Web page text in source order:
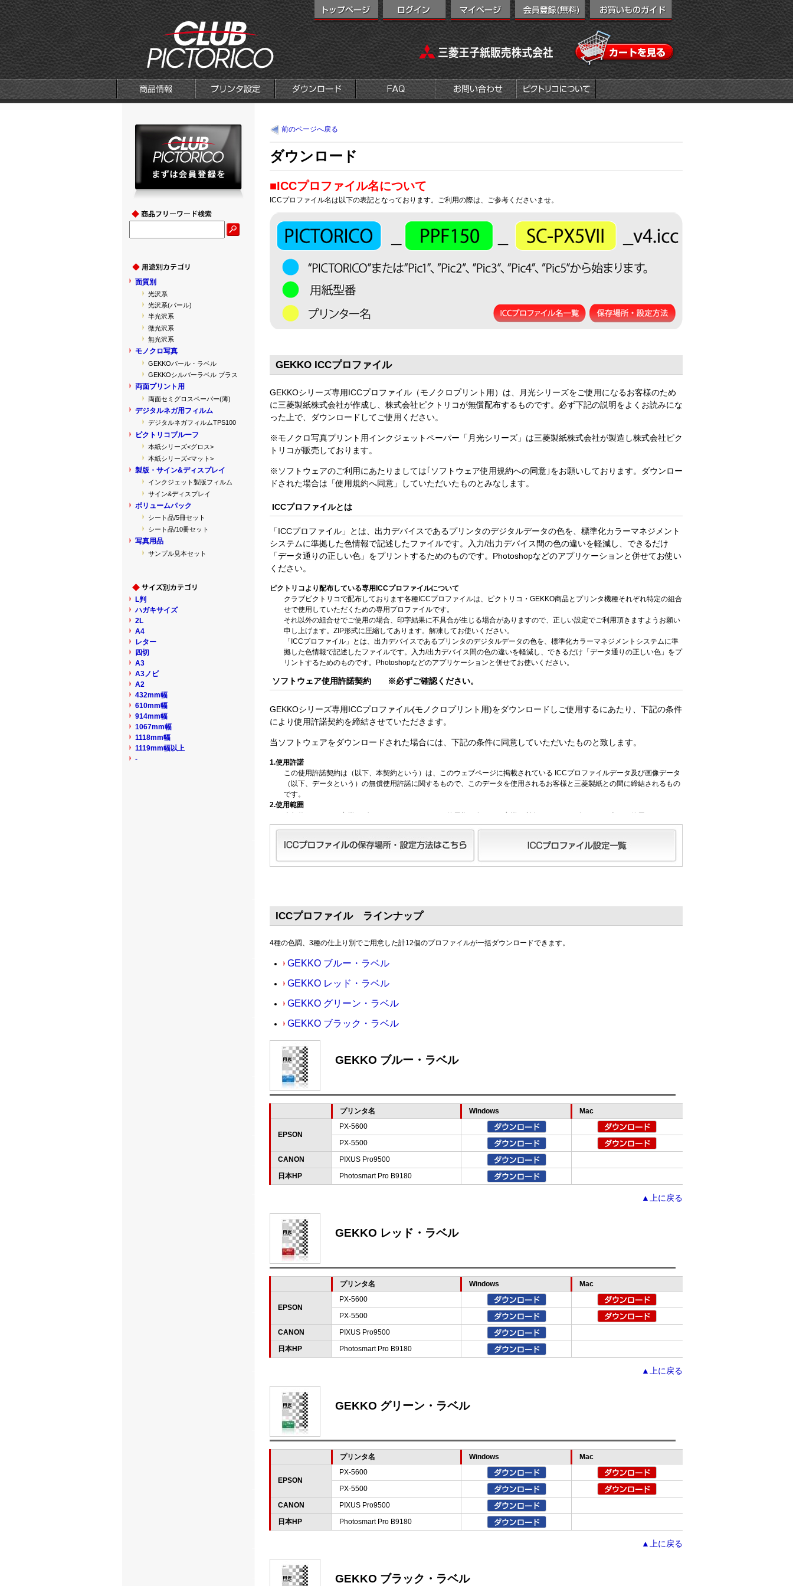
前のページへ戻る
ダウンロード
■ICCプロファイル名について
ICCプロファイル名は以下の表記となっております。ご利用の際は、ご参考くださいませ。
GEKKO ICCプロファイル
GEKKOシリーズ専用ICCプロファイル（モノクロプリント用）は、月光シリーズをご使用になるお客様のため
に三菱製紙株式会社が作成し、株式会社ピクトリコが無償配布するものです。必ず下記の説明をよくお読みにな
った上で、ダウンロードしてご使用ください。
※モノクロ写真プリント用インクジェットペーパー「月光シリーズ」は三菱製紙株式会社が製造し株式会社ピク
トリコが販売しております。
※ソフトウェアのご利用にあたりましては｢ソフトウェア使用規約への同意｣をお願いしております。ダウンロー
ドされた場合は「使用規約へ同意」していただいたものとみなします。
ICCプロファイルとは
「ICCプロファイル」とは、出力デバイスであるプリンタのデジタルデータの色を、標準化カラーマネジメント
システムに準拠した色情報で記述したファイルです。入力/出力デバイス間の色の違いを軽減し、できるだけ
「データ通りの正しい色」をプリントするためのものです。Photoshopなどのアプリケーションと併せてお使い
ください。
ピクトリコより配布している専用ICCプロファイルについて
クラブピクトリコで配布しております各種ICCプロファイルは、ピクトリコ・GEKKO商品とプリンタ機種それぞれ特定の組合
せで使用していただくための専用プロファイルです。
それ以外の組合せでご使用の場合、印字結果に不具合が生じる場合がありますので、正しい設定でご利用頂きますようお願い
申し上げます。ZIP形式に圧縮してあります。解凍してお使いください。
「ICCプロファイル」とは、出力デバイスであるプリンタのデジタルデータの色を、標準化カラーマネジメントシステムに準
拠した色情報で記述したファイルです。入力/出力デバイス間の色の違いを軽減し、できるだけ「データ通りの正しい色」をプ
リントするためのものです。Photoshopなどのアプリケーションと併せてお使いください。
ソフトウェア使用許諾契約 ※必ずご確認ください。
GEKKOシリーズ専用ICCプロファイル(モノクロプリント用)をダウンロードしご使用するにあたり、下記の条件
により使用許諾契約を締結させていただきます。
当ソフトウェアをダウンロードされた場合には、下記の条件に同意していただいたものと致します。
1.使用許諾
この使用許諾契約は（以下、本契約という）は、このウェブページに掲載されている ICCプロファイルデータ及び画像データ
（以下、データという）の無償使用許諾に関するもので、このデータを使用されるお客様と三菱製紙との間に締結されるもの
です。
2.使用範囲
ックアップ用の複製をすることができます。データの著作権使用許諾権は三菱製紙が所有します。三菱製紙に無断で、データ
3. データの取扱
三菱製紙はお客様が自己責任にて行う限りにおいて制限しません。
5. 責任の制限
ダウンロードはお客様の責任で行ってください。万一、データの使用により障害が生じることがありましても三菱製紙は、そ
ICCプロファイル ラインナップ
4種の色調、3種の仕上り別でご用意した計12個のプロファイルが一括ダウンロードできます。
GEKKO ブルー・ラベル
GEKKO レッド・ラベル
GEKKO グリーン・ラベル
GEKKO ブラック・ラベル
GEKKO ブルー・ラベル
プリンタ名 Windows Mac
EPSON
PX-5600
PX-5500
CANON
PIXUS Pro9500
日本HP
Photosmart Pro B9180
▲上に戻る
GEKKO レッド・ラベル
プリンタ名 Windows Mac
EPSON
PX-5600
PX-5500
CANON
PIXUS Pro9500
日本HP
Photosmart Pro B9180
▲上に戻る
GEKKO グリーン・ラベル
プリンタ名 Windows Mac
EPSON
PX-5600
PX-5500
CANON
PIXUS Pro9500
日本HP
Photosmart Pro B9180
▲上に戻る
GEKKO ブラック・ラベル
面質別
光沢系
光沢系(パール)
半光沢系
微光沢系
無光沢系
モノクロ写真
GEKKOパール・ラベル
GEKKOシルバーラベル プラス
両面プリント用
両面セミグロスペーパー(薄)
デジタルネガ用フィルム
デジタルネガフィルムTPS100
ピクトリコプルーフ
本紙シリーズ<グロス>
本紙シリーズ<マット>
製版・サイン&ディスプレイ
インクジェット製版フィルム
サイン&ディスプレイ
ボリュームパック
シート品/5冊セット
シート品/10冊セット
写真用品
サンプル見本セット
L判
ハガキサイズ
2L
A4
レター
四切
A3
A3ノビ
A2
432mm幅
610mm幅
914mm幅
1067mm幅
1118mm幅
1119mm幅以上
-